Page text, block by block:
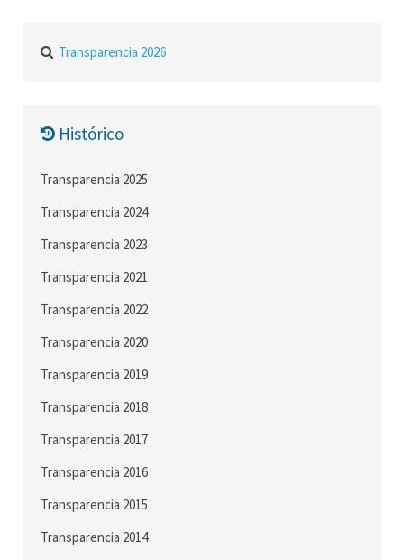
Transparencia 2026
Histórico
Transparencia 2025
Transparencia 2024
Transparencia 2023
Transparencia 2021
Transparencia 2022
Transparencia 2020
Transparencia 2019
Transparencia 2018
Transparencia 2017
Transparencia 2016
Transparencia 2015
Transparencia 2014